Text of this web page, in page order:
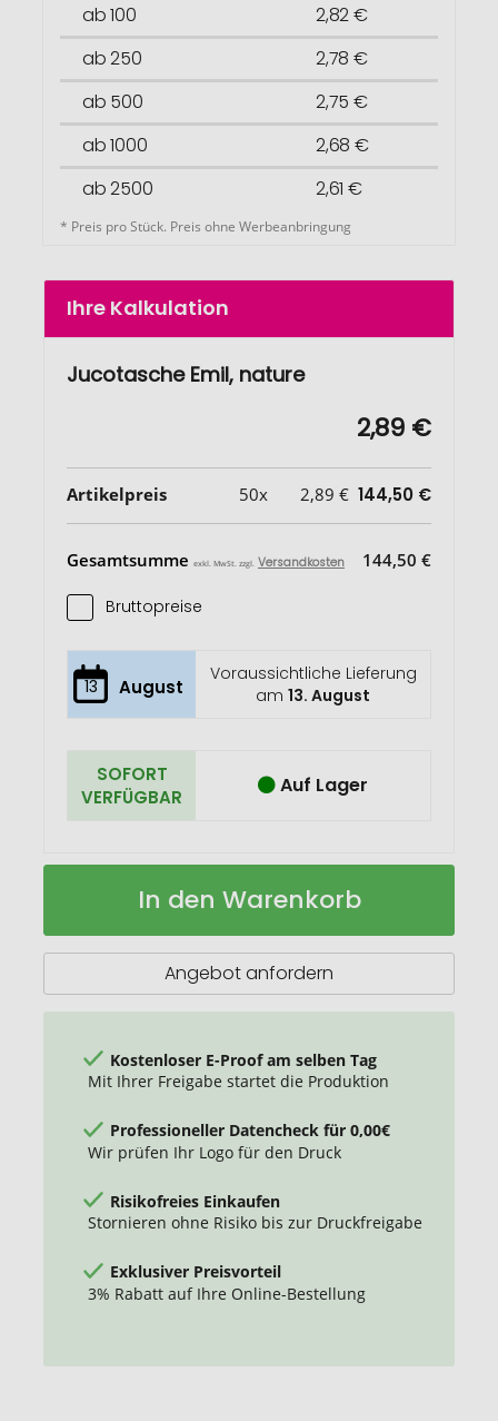
ab 100
2,82 €
ab 250
2,78 €
ab 500
2,75 €
ab 1000
2,68 €
ab 2500
2,61 €
* Preis pro Stück. Preis ohne Werbeanbringung
Ihre Kalkulation
Jucotasche Emil, nature
2,89 €
Artikelpreis 50x 2,89 € 144,50 €
Gesamtsumme exkl. MwSt. zzgl. Versandkosten 144,50 €
Bruttopreise
13 August
Voraussichtliche Lieferung
am13. August
SOFORT
VERFÜGBAR
Auf Lager
Jucotasche
Auf
In den Warenkorb
Angebot anfordern
Kostenloser E-Proof am selben Tag
Mit Ihrer Freigabe startet die Produktion
Professioneller Datencheck für 0,00€
Wir prüfen Ihr Logo für den Druck
Risikofreies Einkaufen
Stornieren ohne Risiko bis zur Druckfreigabe
Exklusiver Preisvorteil
3% Rabatt auf Ihre Online-Bestellung